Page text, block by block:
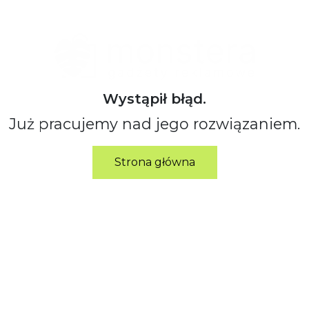
Wystąpił błąd.
Już pracujemy nad jego rozwiązaniem.
Strona główna